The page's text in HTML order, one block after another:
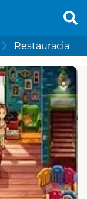
Restauracia